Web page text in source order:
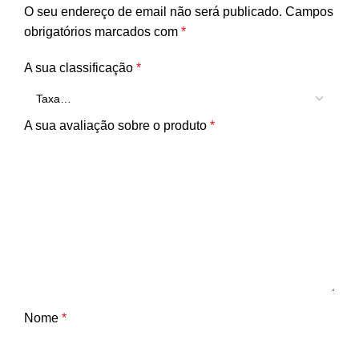
O seu endereço de email não será publicado. Campos
obrigatórios marcados com *
A sua classificação *
A sua avaliação sobre o produto *
Nome *